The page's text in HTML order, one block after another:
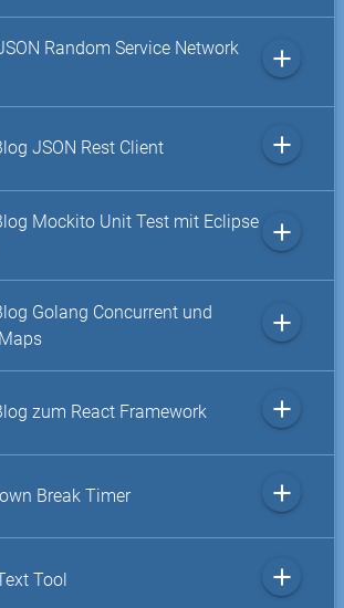
Random Service Network
add
JSON Rest Client add
Mockito Unit Test mit Eclipse
add
Golang Concurrent und
add
zum React Framework add
Break Timer add
Tool add